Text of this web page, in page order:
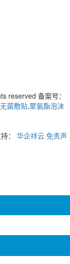
reserved 备案号：
无菌敷贴,聚氨酯泡沫
： 华企祥云 免责声